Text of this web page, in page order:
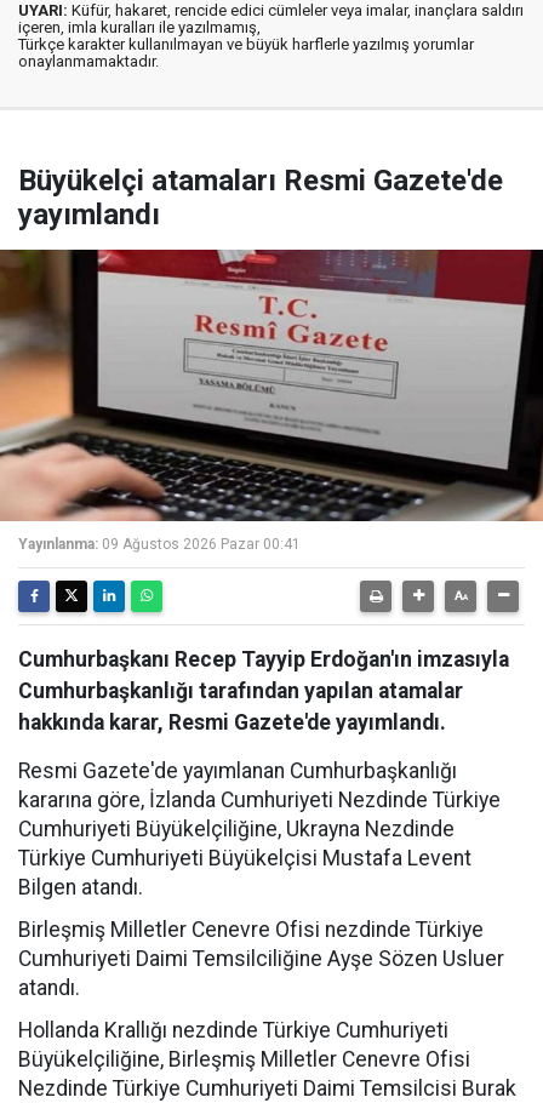
UYARI: Küfür, hakaret, rencide edici cümleler veya imalar, inançlara saldırı
içeren, imla kuralları ile yazılmamış,
Türkçe karakter kullanılmayan ve büyük harflerle yazılmış yorumlar
onaylanmamaktadır.
Büyükelçi atamaları Resmi Gazete'de
yayımlandı
Yayınlanma: 09 Ağustos 2026 Pazar 00:41
Cumhurbaşkanı Recep Tayyip Erdoğan'ın imzasıyla
Cumhurbaşkanlığı tarafından yapılan atamalar
hakkında karar, Resmi Gazete'de yayımlandı.
Resmi Gazete'de yayımlanan Cumhurbaşkanlığı
kararına göre, İzlanda Cumhuriyeti Nezdinde Türkiye
Cumhuriyeti Büyükelçiliğine, Ukrayna Nezdinde
Türkiye Cumhuriyeti Büyükelçisi Mustafa Levent
Bilgen atandı.
Birleşmiş Milletler Cenevre Ofisi nezdinde Türkiye
Cumhuriyeti Daimi Temsilciliğine Ayşe Sözen Usluer
atandı.
Hollanda Krallığı nezdinde Türkiye Cumhuriyeti
Büyükelçiliğine, Birleşmiş Milletler Cenevre Ofisi
Nezdinde Türkiye Cumhuriyeti Daimi Temsilcisi Burak